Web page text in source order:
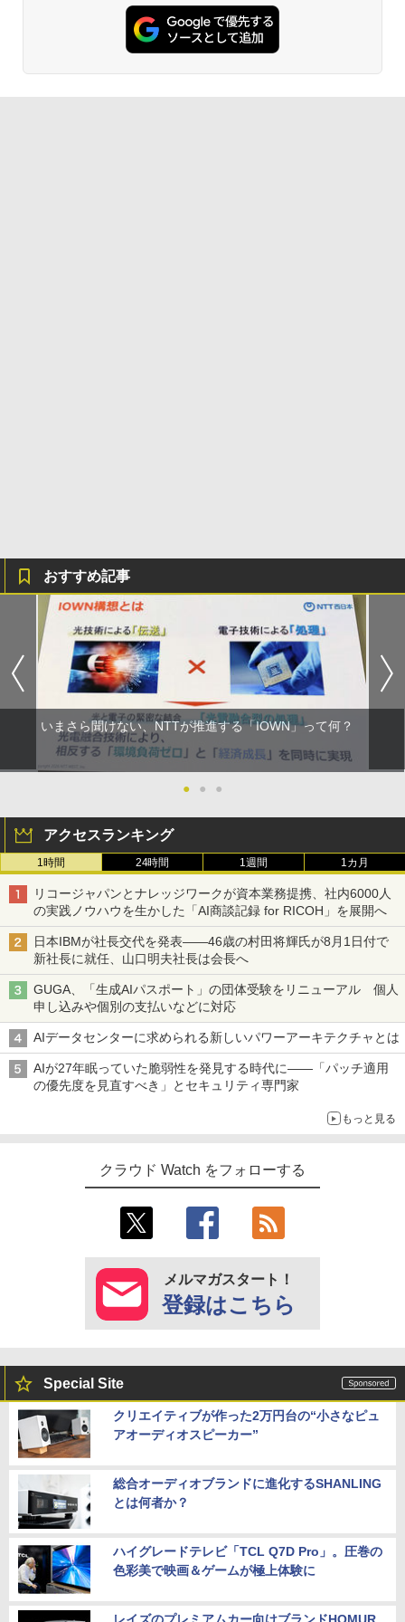
おすすめ記事
いまさら聞けない、NTTが推進する「IOWN」って何？
● ● ●
アクセスランキング
1時間 24時間 1週間 1カ月
リコージャパンとナレッジワークが資本業務提携、社内6000人
の実践ノウハウを生かした「AI商談記録 for RICOH」を展開へ
日本IBMが社長交代を発表――46歳の村田将輝氏が8月1日付で
新社長に就任、山口明夫社長は会長へ
GUGA、「生成AIパスポート」の団体受験をリニューアル 個人
申し込みや個別の支払いなどに対応
AIデータセンターに求められる新しいパワーアーキテクチャとは
AIが27年眠っていた脆弱性を発見する時代に――「パッチ適用
の優先度を見直すべき」とセキュリティ専門家
もっと見る
クラウド Watch をフォローする
メルマガスタート！
登録はこちら
Special Site
クリエイティブが作った2万円台の“小さなピュ
アオーディオスピーカー”
総合オーディオブランドに進化するSHANLING
とは何者か？
ハイグレードテレビ「TCL Q7D Pro」。圧巻の
色彩美で映画＆ゲームが極上体験に